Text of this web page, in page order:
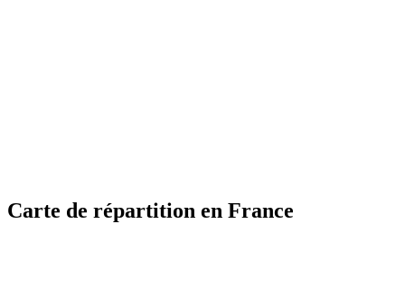
Carte de répartition en France
MapLibre| ©OpenStreetMap
MapLibre| ©OpenStreetMap